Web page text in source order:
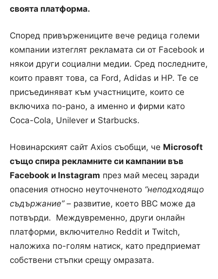
своята платформа.
Според привържениците вече редица големи
компании изтеглят рекламата си от Facebook и
някои други социални медии. Сред последните,
които правят това, са Ford, Adidas и HP. Те се
присъединяват към участниците, които се
включиха по-рано, а именно и фирми като
Coca-Cola, Unilever и Starbucks.
Новинарският сайт Axios съобщи, че Microsoft
също спира рекламните си кампании във
Facebook и Instagram през май месец заради
опасения относно неуточненото “неподходящо
съдържание”– развитие, което BBC може да
потвърди. Междувременно, други онлайн
платформи, включително Reddit и Twitch,
наложиха по-голям натиск, като предприемат
собствени стъпки срещу омразата.